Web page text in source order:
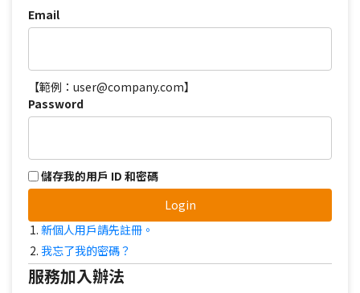
Email
【範例：user@company.com】
Password
儲存我的用戶 ID 和密碼
Login
新個人用戶請先註冊。
我忘了我的密碼？
服務加入辦法